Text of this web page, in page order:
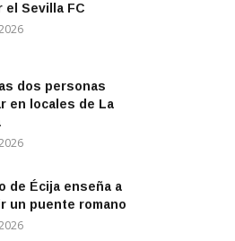
el Sevilla FC
dos personas
en locales de La
de Écija enseña a
un puente romano